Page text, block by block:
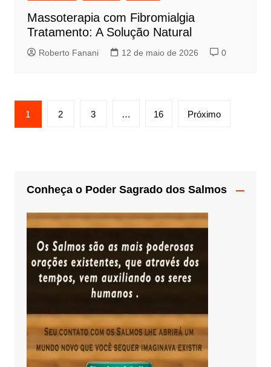
Massoterapia com Fibromialgia
Tratamento: A Solução Natural
Roberto Fanani 12 de maio de 2026 0
Paginação
de
1 2 3 … 16 Próximo
Conheça o Poder Sagrado dos Salmos